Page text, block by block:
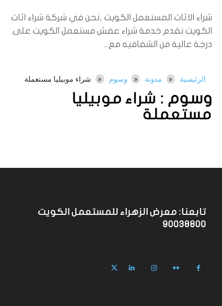
وسوم : شراء موبيليا
مستعملة
الرئيسية مدونة وسوم شراء موبيليا مستعملة
شراء الاثاث المستعمل الكويت ,نحن في شركة شراء اثاث
الكويت نقدم خدمة شراء عفش مستعمل الكويت على
درجة عالية من الشفافيه مع...
تابعنا: معرض الزهراء للمستعمل الكويت
90038800